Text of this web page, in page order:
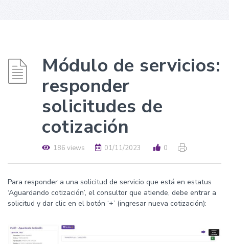
Módulo de servicios:
responder
solicitudes de
cotización
186 views 01/11/2023 0
Para responder a una solicitud de servicio que está en estatus
‘Aguardando cotización’, el consultor que atiende, debe entrar a
solicitud y dar clic en el botón ‘+’ (ingresar nueva cotización):